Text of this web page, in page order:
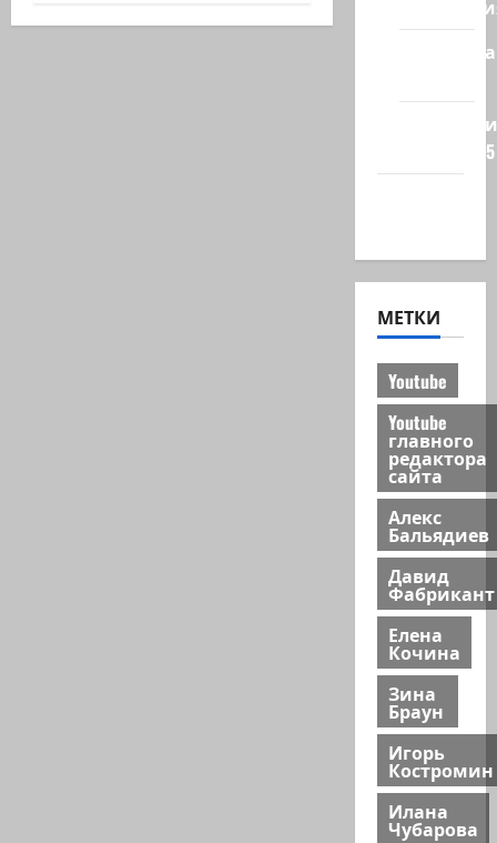
Полемика
сайта 2025
МЕТКИ
Youtube
Youtube
главного
редактора
сайта
Алекс
Бальядиев
Давид
Фабрикант
Елена
Кочина
Зина
Браун
Игорь
Костромин
Илана
Чубарова